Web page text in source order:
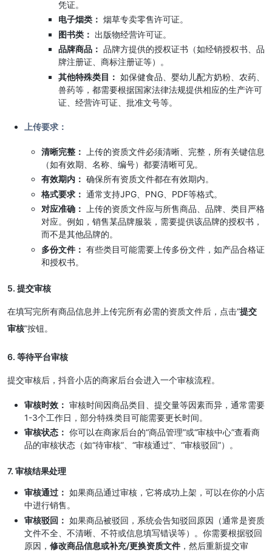
凭证。
电子烟类： 烟草专卖零售许可证。
图书类： 出版物经营许可证。
品牌商品： 品牌方提供的授权证书（如经销授权书、品
牌注册证、商标注册证等）。
其他特殊类目： 如保健食品、婴幼儿配方奶粉、农药、
兽药等，都需要根据国家法律法规提供相应的生产许可
证、经营许可证、批准文号等。
上传要求：
清晰完整：
上传的资质文件必须清晰、完整，所有关键信息
（如有效期、名称、编号）都要清晰可见。
有效期内： 确保所有资质文件都在有效期内。
格式要求： 通常支持JPG、PNG、PDF等格式。
对应准确：
上传的资质文件应与所售商品、品牌、类目严格
对应。例如，销售某品牌服装，需要提供该品牌的授权书，
而不是其他品牌的。
多份文件： 有些类目可能需要上传多份文件，如产品合格证
和授权书。
5. 提交审核
在填写完所有商品信息并上传完所有必需的资质文件后，点击“提交
审核”按钮。
6. 等待平台审核
提交审核后，抖音小店的商家后台会进入一个审核流程。
审核时效： 审核时间因商品类目、提交量等因素而异，通常需要
1-3个工作日，部分特殊类目可能需要更长时间。
审核状态： 你可以在商家后台的“商品管理”或“审核中心”查看商
品的审核状态（如“待审核”、“审核通过”、“审核驳回”）。
7. 审核结果处理
审核通过： 如果商品通过审核，它将成功上架，可以在你的小店
中进行销售。
审核驳回： 如果商品被驳回，系统会告知驳回原因（通常是资质
文件不全、不清晰、不符或信息填写错误等）。你需要根据驳回
原因， 修改商品信息或补充/更换资质文件 ，然后重新提交审